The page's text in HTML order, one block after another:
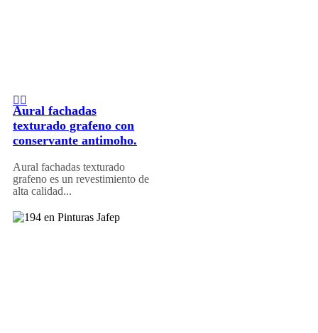
Aural fachadas
texturado grafeno con
conservante antimoho.
Aural fachadas texturado
grafeno es un revestimiento de
alta calidad...